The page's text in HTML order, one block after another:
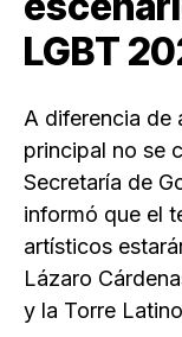
LGBT
A diferencia de
principal no se
Secretaría de
informó que el
artísticos
Lázaro
y la Torre